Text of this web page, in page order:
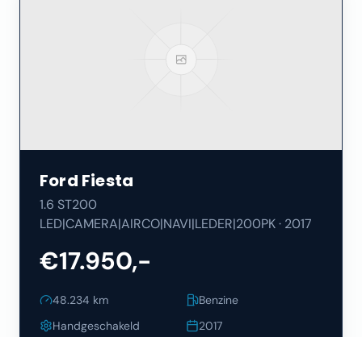
Ford Fiesta
1.6 ST200
LED|CAMERA|AIRCO|NAVI|LEDER|200PK· 2017
€17.950,-
48.234 km
Benzine
Handgeschakeld
2017